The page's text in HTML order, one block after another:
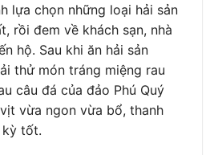
lựa chọn những loại hải sản
rồi đem về khách sạn, nhà
hộ. Sau khi ăn hải sản
thử món tráng miệng rau
câu đá của đảo Phú Quý
vừa ngon vừa bổ, thanh
kỳ tốt.